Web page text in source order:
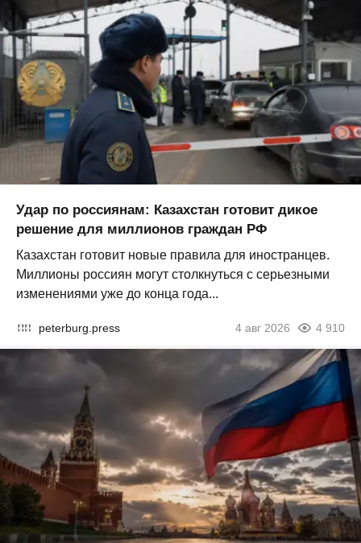
Удар по россиянам: Казахстан готовит дикое
решение для миллионов граждан РФ
Казахстан готовит новые правила для иностранцев.
Миллионы россиян могут столкнуться с серьезными
изменениями уже до конца года...
peterburg.press 4 авг 2026 4 910